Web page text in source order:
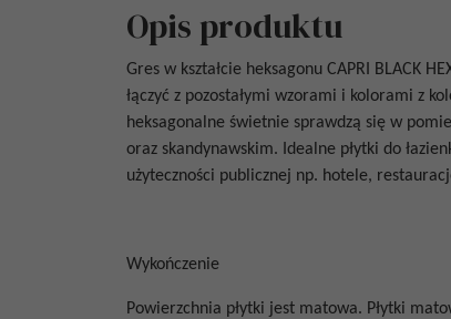
Opis produktu
Gres w kształcie heksagonu CAPRI BLACK
łączyć z pozostałymi wzorami i kolorami z
heksagonalne świetnie sprawdzą się w
oraz skandynawskim. Idealne płytki do
użyteczności publicznej np. hotele,
Wykończenie
Powierzchnia płytki jest matowa. Płytki